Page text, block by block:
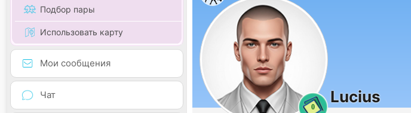
Подбор пары
Использовать карту
Мои сообщения
Чат
0
Lucius